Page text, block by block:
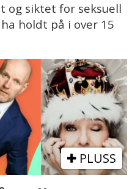
og siktet for seksuell
holdt på i over 15
PLUSS